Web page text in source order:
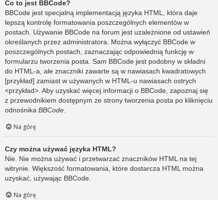
Co to jest BBCode?
BBCode jest specjalną implementacją języka HTML, która daje
lepszą kontrolę formatowania poszczególnych elementów w
postach. Używanie BBCode na forum jest uzależnione od ustawień
określanych przez administratora. Można wyłączyć BBCode w
poszczególnych postach, zaznaczając odpowiednią funkcję w
formularzu tworzenia posta. Sam BBCode jest podobny w składni
do HTML-a, ale znaczniki zawarte są w nawiasach kwadratowych
[przykład] zamiast w używanych w HTML-u nawiasach ostrych
<przykład>. Aby uzyskać więcej informacji o BBCode, zapoznaj się
z przewodnikiem dostępnym ze strony tworzenia posta po kliknięciu
odnośnika BBCode
Na górę
Czy można używać języka HTML?
Nie. Nie można używać i przetwarzać znaczników HTML na tej
witrynie. Większość formatowania, które dostarcza HTML można
uzyskać, używając BBCode.
Na górę